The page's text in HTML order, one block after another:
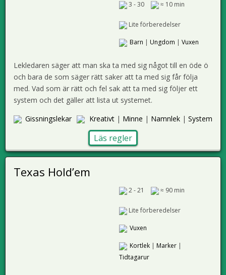
3 - 30 ≈ 10 min
Lite förberedelser
Barn | Ungdom | Vuxen
Lekledaren säger att man ska ta med sig något till en öde ö
och bara de som säger rätt saker att ta med sig får följa
med. Vad som är rätt och fel sak att ta med sig följer ett
system och det gäller att lista ut systemet.
Gissningslekar
Kreativt | Minne | Namnlek | System
Läs regler
Texas Hold’em
2 - 21 ≈ 90 min
Lite förberedelser
Vuxen
Kortlek| Marker|
Tidtagarur